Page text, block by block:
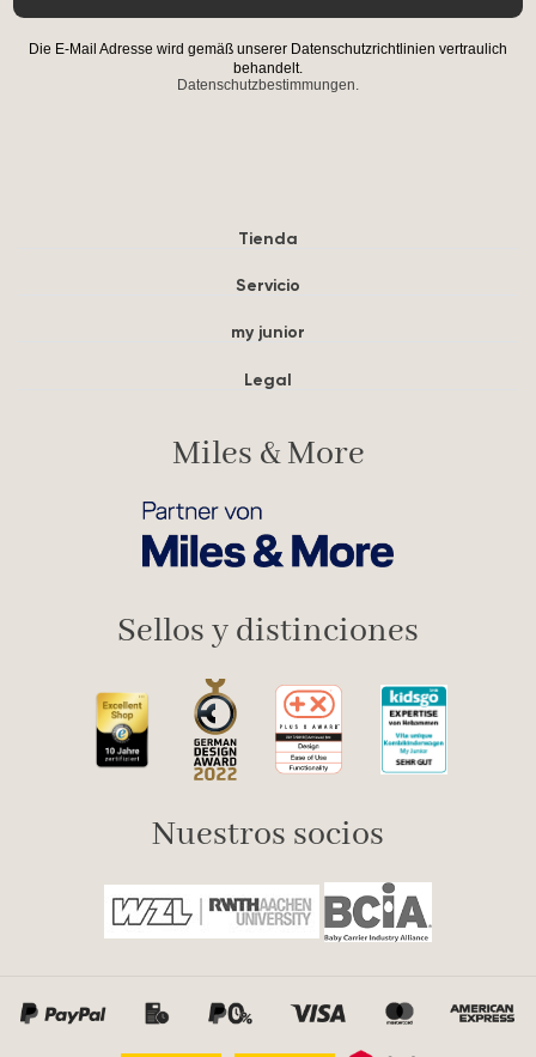
Die E-Mail Adresse wird gemäß unserer Datenschutzrichtlinien vertraulich
behandelt.
Datenschutzbestimmungen.
Tienda
Servicio
my junior
Legal
Miles & More
Sellos y distinciones
Nuestros socios